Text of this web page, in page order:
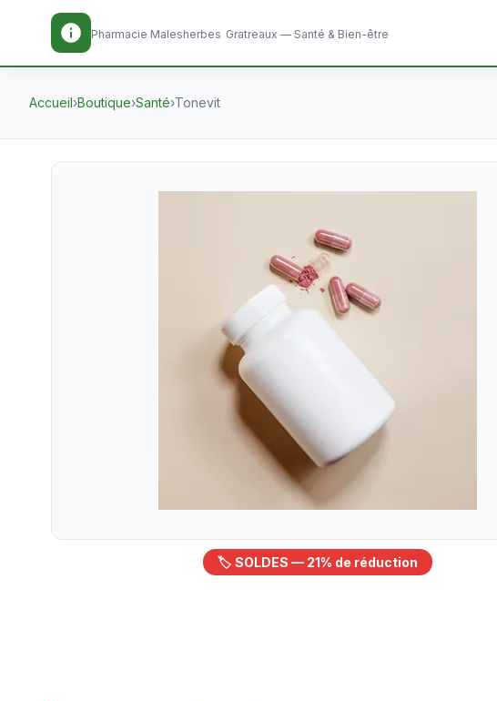
Pharmacie Malesherbes Gratreaux — Santé & Bien-être
Accueil›Boutique›Santé›Tonevit
🏷️ SOLDES — 21% de réduction